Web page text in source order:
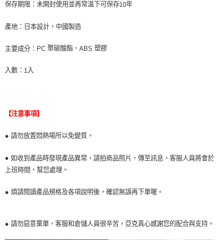
保存期限：未開封使用並再常溫下可保存10年
產地： 日本設計，中國製造
主要成分： PC 聚碳酸酯、 ABS 塑膠
入數： 1 入
【注意事項】
● 請勿放置悶熱場所以免變質。
● 如收到產品時發現產品異常，請拍商品照片，傳至訊息，客服人員將會於
上班時間，幫您處理。
● 煩請閱讀產品規格及各項說明後，確認無誤再下單喔。
● 請勿惡意棄單，客服和倉儲人員很辛苦，亞克真心感謝您的配合與支持。